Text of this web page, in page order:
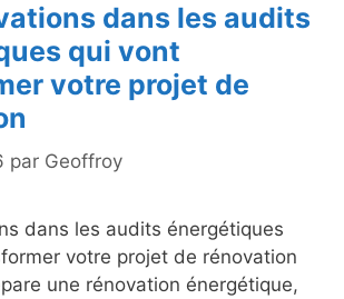
dans les audits
qui vont
votre projet de
par Geoffroy
dans les audits énergétiques
votre projet de rénovation
une rénovation énergétique,